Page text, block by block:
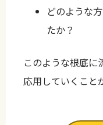
どのような
たか？
このような根底に
応用していくこと